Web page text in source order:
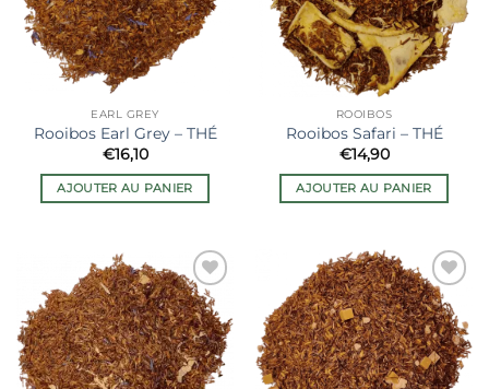
EARL GREY
Rooibos Earl Grey – THÉ
€16,10
AJOUTER AU PANIER
ROOIBOS
Rooibos Safari – THÉ
€14,90
AJOUTER AU PANIER
Ajouter
à la liste
de
souhaits
Ajouter
à la liste
de
souhaits